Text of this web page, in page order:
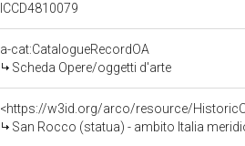
ICCD4810079
a-cat:CatalogueRecordOA
Scheda Opere/oggetti d'arte
<https://w3id.org/arco/resource/
San Rocco (statua) - ambito Italia